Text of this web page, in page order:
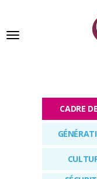
Ville
CADRE